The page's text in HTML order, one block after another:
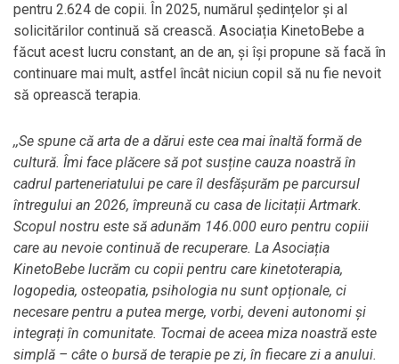
pentru 2.624 de copii. În 2025, numărul ședințelor și al
solicitărilor continuă să crească. Asociația KinetoBebe a
făcut acest lucru constant, an de an, și își propune să facă în
continuare mai mult, astfel încât niciun copil să nu fie nevoit
să oprească terapia.
,,Se spune că arta de a dărui este cea mai înaltă formă de
cultură. Îmi face plăcere să pot susține cauza noastră în
cadrul parteneriatului pe care îl desfășurăm pe parcursul
întregului an 2026, împreună cu casa de licitații Artmark.
Scopul nostru este să adunăm 146.000 euro pentru copiii
care au nevoie continuă de recuperare. La Asociația
KinetoBebe lucrăm cu copii pentru care kinetoterapia,
logopedia, osteopatia, psihologia nu sunt opționale, ci
necesare pentru a putea merge, vorbi, deveni autonomi și
integrați în comunitate. Tocmai de aceea miza noastră este
simplă – câte o bursă de terapie pe zi, în fiecare zi a anului.